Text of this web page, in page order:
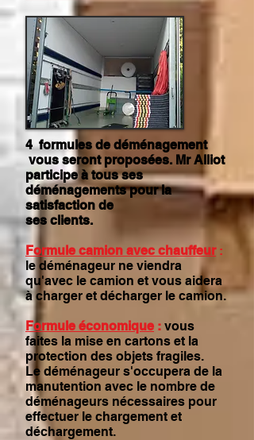
4 formules de déménagement
vous seront proposées. Mr Alliot
participe à tous ses
déménagements pour la
satisfaction de
ses clients.
Formule camion avec chauffeur:
le déménageur ne viendra
qu'avec le camion et vous aidera
à charger et décharger le camion.
Formule économique : vous
faites la mise en cartons et la
protection des objets fragiles.
Le déménageur s'occupera de la
manutention avec le nombre de
déménageurs nécessaires pour
effectuer le chargement et
déchargement.